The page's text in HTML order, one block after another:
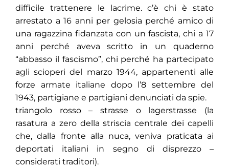
difficile trattenere le lacrime. c’è chi è stato
arrestato a 16 anni per gelosia perché amico di
una ragazzina fidanzata con un fascista, chi a 17
anni perché aveva scritto in un quaderno
“abbasso il fascismo”, chi perché ha partecipato
agli scioperi del marzo 1944, appartenenti alle
forze armate italiane dopo l’8 settembre del
1943, partigiane e partigiani denunciati da spie.
triangolo rosso – strasse o lagerstrasse (la
rasatura a zero della striscia centrale dei capelli
che, dalla fronte alla nuca, veniva praticata ai
deportati italiani in segno di disprezzo –
considerati traditori).